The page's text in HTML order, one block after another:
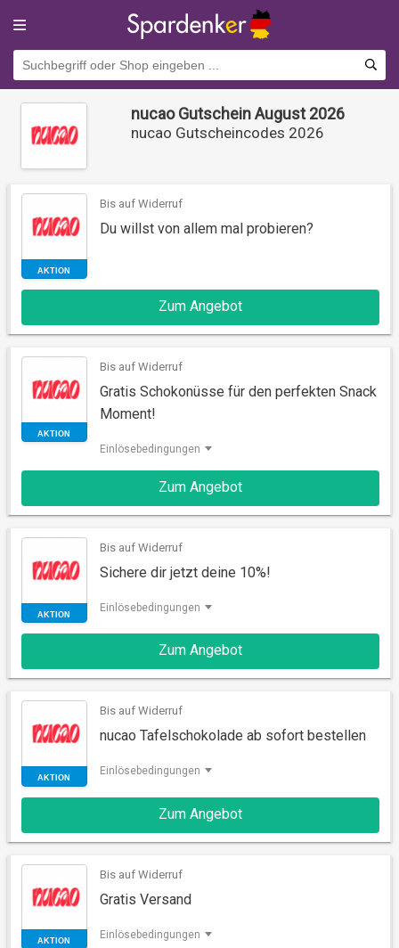
nucao Gutschein August 2026
nucao Gutscheincodes 2026
Bis auf Widerruf
Du willst von allem mal probieren?
Zum Angebot
Bis auf Widerruf
Gratis Schokonüsse für den perfekten Snack
Moment!
Einlösebedingungen
Zum Angebot
AKTION
Bis auf Widerruf
Sichere dir jetzt deine 10%!
Einlösebedingungen
Zum Angebot
AKTION
Bis auf Widerruf
nucao Tafelschokolade ab sofort bestellen
Einlösebedingungen
Zum Angebot
Bis auf Widerruf
Gratis Versand
Einlösebedingungen